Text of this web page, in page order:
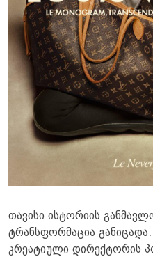
თავისი ისტორიის
ტრანსფორმაცია განიცადა.
კრეატიული დირექტორის